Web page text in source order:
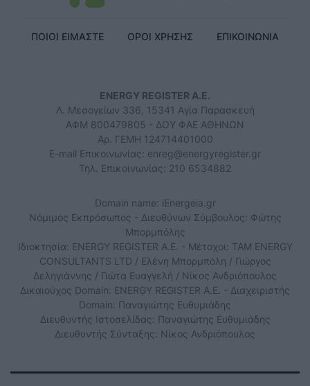
ΠΟΙΟΙ ΕΙΜΑΣΤΕ ΟΡΟΙ ΧΡΗΣΗΣ ΕΠΙΚΟΙΝΩΝΙΑ
ENERGY REGISTER Α.Ε.
Λ. Μεσογείων 336, 15341 Αγία Παρασκευή
ΑΦΜ 800479805 - ΔΟΥ ΦΑΕ ΑΘΗΝΩΝ
Αρ. ΓΕΜΗ 124714401000
E-mail Επικοινωνίας: enreg@energyregister.gr
Τηλ. Επικοινωνίας: 210 6534882
Domain name: iEnergeia.gr
Νόμιμος Εκπρόσωπος - Διευθύνων Σύμβουλος: Φώτης
Μπορμπόλης
Ιδιοκτησία: ENERGY REGISTER Α.Ε. - Μέτοχοι: TAM ENERGY
CONSULTANTS LTD / Ελένη Μπορμπόλη / Γιώργος
Δεληγιάννης / Γιώτα Ευαγγελή / Νίκος Ανδριόπουλος
Δικαιούχος Domain: ENERGY REGISTER Α.Ε. - Διαχειριστής
Domain: Παναγιώτης Ευθυμιάδης
Διευθυντής Ιστοσελίδας: Παναγιώτης Ευθυμιάδης
Διευθυντής Σύνταξης: Νίκος Ανδριόπουλος